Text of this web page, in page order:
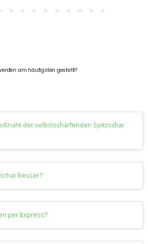
am häufigsten gestellt?
der selbstschärfenden Spitzschar
besser?
per Express?